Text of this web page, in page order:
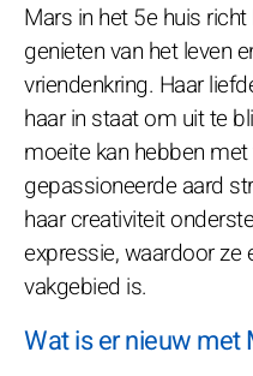
Mars in het 5e huis
genieten van het leven
vriendenkring. Haar
haar in staat om uit te
moeite kan hebben met
gepassioneerde aard
haar creativiteit
expressie, waardoor ze
vakgebied is.
Wat is er nieuw met